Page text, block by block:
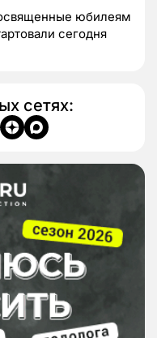
юбилеям
сегодня
сетях: